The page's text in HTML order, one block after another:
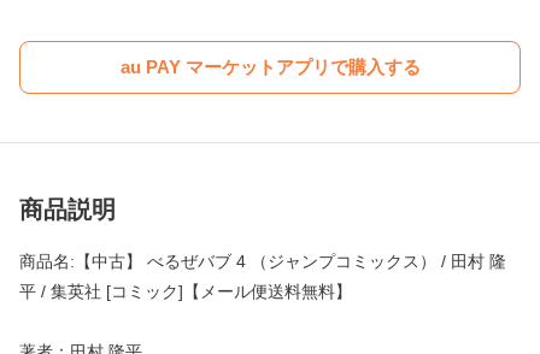
au PAY マーケットアプリで購入する
商品説明
商品名:【中古】 べるぜバブ 4 （ジャンプコミックス） / 田村 隆
平 / 集英社 [コミック]【メール便送料無料】